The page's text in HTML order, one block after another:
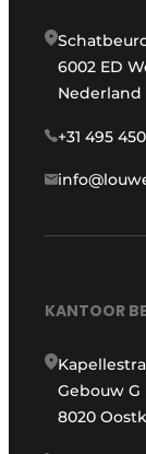
6002 ED
Nederland
+31 495
KANTOOR
Gebouw G
8020